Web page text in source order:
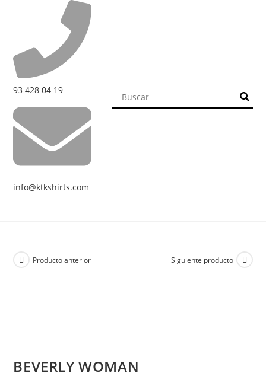
93 428 04 19
info@ktkshirts.com
Producto anterior Siguiente producto
BEVERLY WOMAN